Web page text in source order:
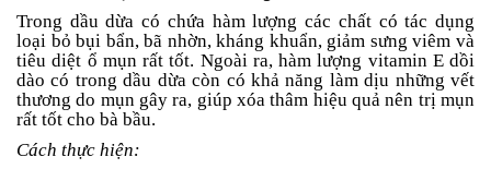
Trong dầu dừa có chứa hàm lượng các chất có tác dụng
loại bỏ bụi bẩn, bã nhờn, kháng khuẩn, giảm sưng viêm và
tiêu diệt ổ mụn rất tốt. Ngoài ra, hàm lượng vitamin E dồi
dào có trong dầu dừa còn có khả năng làm dịu những vết
thương do mụn gây ra, giúp xóa thâm hiệu quả nên trị mụn
rất tốt cho bà bầu.
Cách thực hiện: